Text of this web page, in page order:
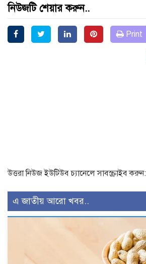
নিউজটি শেয়ার করুন..
Print
উত্তরা নিউজ ইউটিউব চ্যানেলে সাবস্ক্রাইব করুন:
এ জাতীয় আরো খবর..